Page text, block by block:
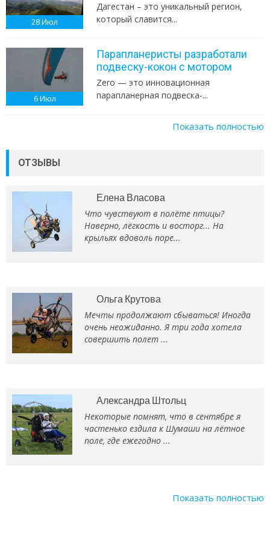
28Июл
Дагестан – это уникальный регион,
который славится...
6Июл
Парапланеристы разработали
подвеску-кокон с мотором
Zero — это инновационная
парапланерная подвеска-...
Показать полностью
ОТЗЫВЫ
Елена Власова
Что чувствуют в полёте птицы?
Наверно, лёгкость и восторг... На
крыльях вдоволь поре...
Ольга Крутова
Мечты продолжают сбываться! Иногда
очень неожиданно. Я три года хотела
совершить полет ...
Александра Штольц
Некоторые помнят, что в сентябре я
частенько ездила к Шумаши на лётное
поле, где ежегодно ...
Показать полностью